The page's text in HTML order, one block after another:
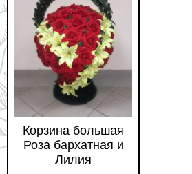
Корзина большая
Роза бархатная и
Лилия